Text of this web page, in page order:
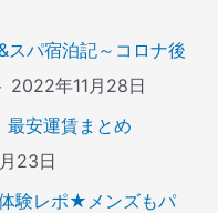
スパ宿泊記～コロナ後
2022年11月28日
安運賃まとめ
23日
験レポ★メンズもパ